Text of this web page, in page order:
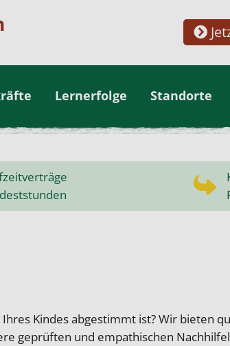
Lernerfolge Standorte
Kindes abgestimmt ist? Wir bieten
geprüften und empathischen